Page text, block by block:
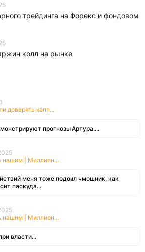
трейдинга на Форекс и фондовом
колл на рынке
доверять капп...
прогнозы Артура....
нашим | Миллион...
меня тоже подоил чмошник, как
паскуда...
нашим | Миллион...
власти...